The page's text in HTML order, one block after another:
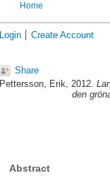
Home
Login Create Account
Share
Pettersson, Erik, 2012.
den
Abstract